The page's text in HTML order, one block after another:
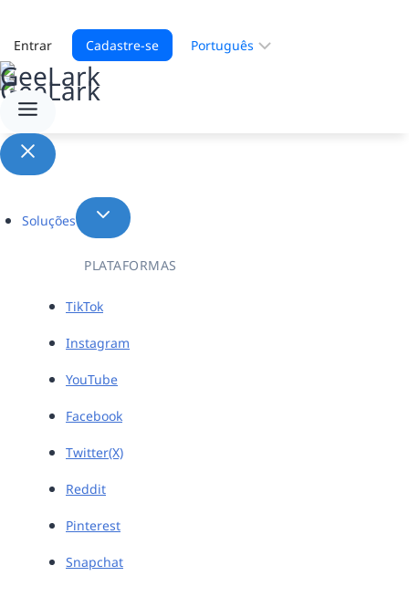
Entrar Cadastre-se
Escolha
Soluções
PLATAFORMAS
TikTok
Instagram
YouTube
Facebook
Twitter(X)
Reddit
Pinterest
Snapchat